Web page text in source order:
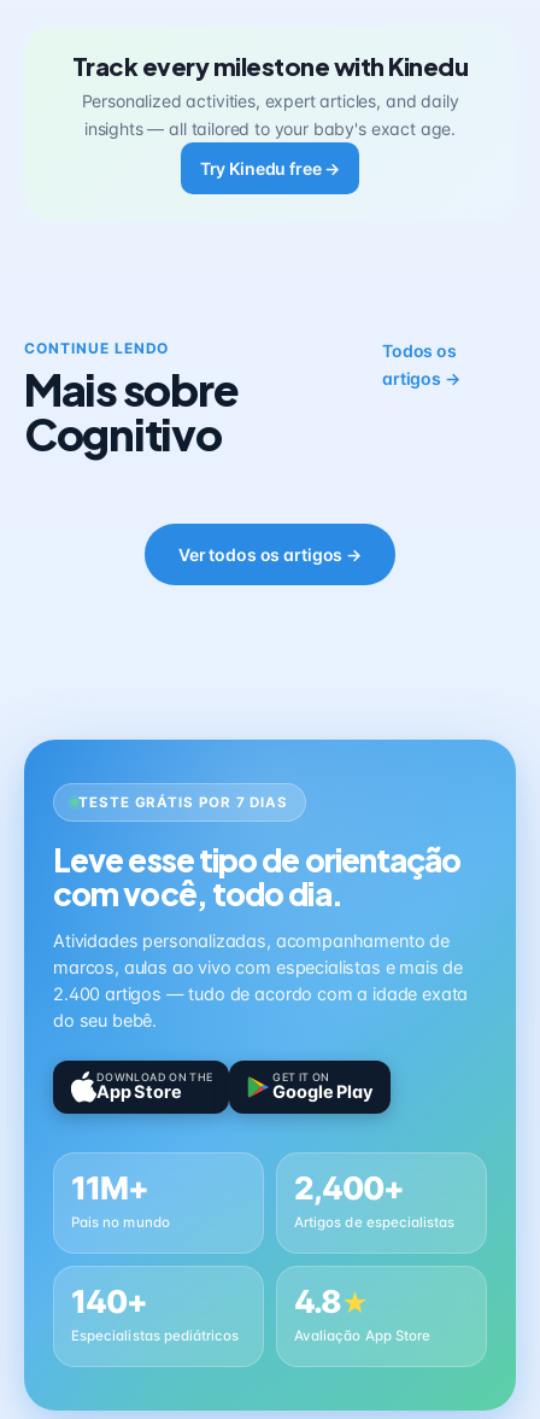
Track every milestone with Kinedu
Personalized activities, expert articles, and daily
insights — all tailored to your baby's exact age.
Try Kinedu free →
CONTINUE LENDO
Mais sobre
Cognitivo
Todos os
artigos →
Ver todos os artigos →
TESTE GRÁTIS POR 7 DIAS
Leve esse tipo de orientação
com você, todo dia.
Atividades personalizadas, acompanhamento de
marcos, aulas ao vivo com especialistas e mais de
2.400 artigos — tudo de acordo com a idade exata
do seu bebê.
DOWNLOAD ON THE
App Store
GET IT ON
Google Play
11M+
Pais no mundo
2,400+
Artigos de especialistas
140+
Especialistas pediátricos
4.8★
Avaliação App Store